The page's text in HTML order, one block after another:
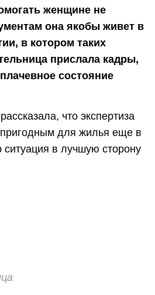
женщине не
она якобы живет в
в котором таких
прислала кадры,
состояние
что экспертиза
для жилья еще в
ситуация в лучшую сторону